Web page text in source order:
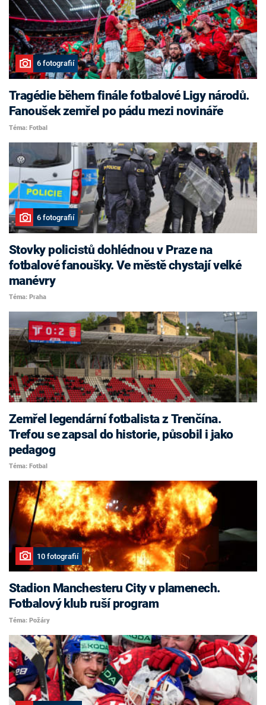
6 fotografií
Tragédie během finále fotbalové Ligy národů.
Fanoušek zemřel po pádu mezi novináře
Téma: Fotbal
6 fotografií
Stovky policistů dohlédnou v Praze na
fotbalové fanoušky. Ve městě chystají velké
manévry
Téma: Praha
Zemřel legendární fotbalista z Trenčína.
Trefou se zapsal do historie, působil i jako
pedagog
Téma: Fotbal
10 fotografií
Stadion Manchesteru City v plamenech.
Fotbalový klub ruší program
Téma: Požáry